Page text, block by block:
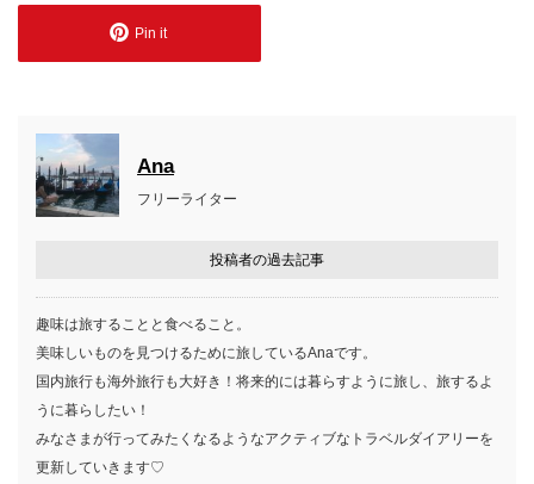
Pin it
Ana
フリーライター
投稿者の過去記事
趣味は旅することと食べること。
美味しいものを見つけるために旅しているAnaです。
国内旅行も海外旅行も大好き！将来的には暮らすように旅し、旅するよ
うに暮らしたい！
みなさまが行ってみたくなるようなアクティブなトラベルダイアリーを
更新していきます♡